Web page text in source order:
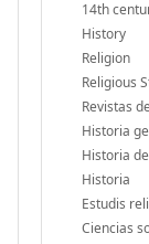
14th
History
Religion
Religious
Revistas
Historia
Historia
Historia
Estudis
Ciencias